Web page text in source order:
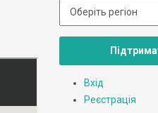
Вхід
Реєстрація